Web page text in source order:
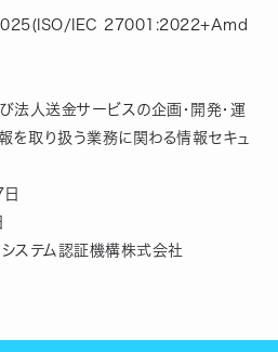
IEC 27001:2022+Amd
法人送金サービスの企画・開発・運
を取り扱う業務に関わる情報セキュ
システム認証機構株式会社